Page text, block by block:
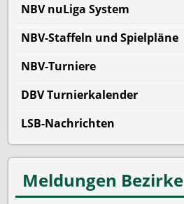
NBV nuLiga System
NBV-Staffeln und Spielpläne
NBV-Turniere
DBV Turnierkalender
LSB-Nachrichten
Meldungen Bezirke